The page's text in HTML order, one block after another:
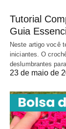
Tutorial
Guia
Neste artigo você
iniciantes. O
deslumbrantes
23 de maio de